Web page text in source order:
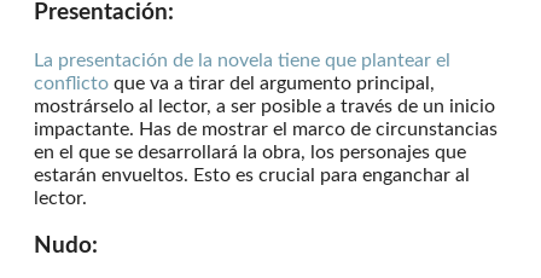
Presentación:
La presentación de la novela tiene que plantear el
conflicto que va a tirar del argumento principal,
mostrárselo al lector, a ser posible a través de un inicio
impactante. Has de mostrar el marco de circunstancias
en el que se desarrollará la obra, los personajes que
estarán envueltos. Esto es crucial para enganchar al
lector.
Nudo: